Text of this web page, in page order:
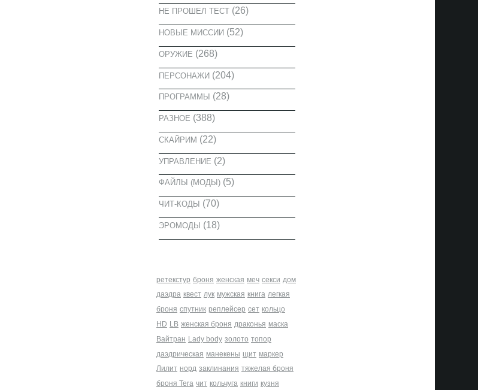
НЕ ПРОШЕЛ ТЕСТ(26)
НОВЫЕ МИССИИ(52)
ОРУЖИЕ (268)
ПЕРСОНАЖИ(204)
ПРОГРАММЫ (28)
РАЗНОЕ (388)
СКАЙРИМ (22)
УПРАВЛЕНИЕ (2)
ФАЙЛЫ (МОДЫ)(5)
ЧИТ-КОДЫ (70)
ЭРОМОДЫ (18)
ретекстур броня женская меч секси дом
даэдра квест лук мужская книга легкая
броня спутник реплейсер сет кольцо
HD LB женская броня драконья маска
Вайтран Lady body золото топор
даэдрическая манекены щит маркер
Лилит норд заклинания тяжелая броня
броня Tera чит кольчуга книги кузня